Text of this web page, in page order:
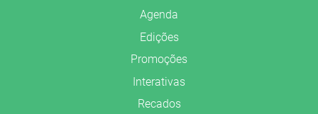
Agenda
Edições
Promoções
Interativas
Recados